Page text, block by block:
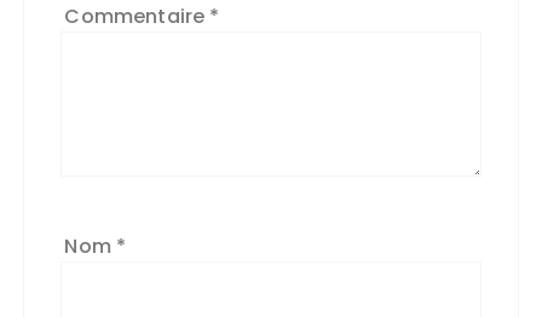
Commentaire *
Nom *
r